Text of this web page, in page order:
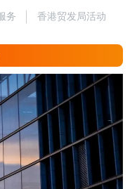
务 香港贸发局活动